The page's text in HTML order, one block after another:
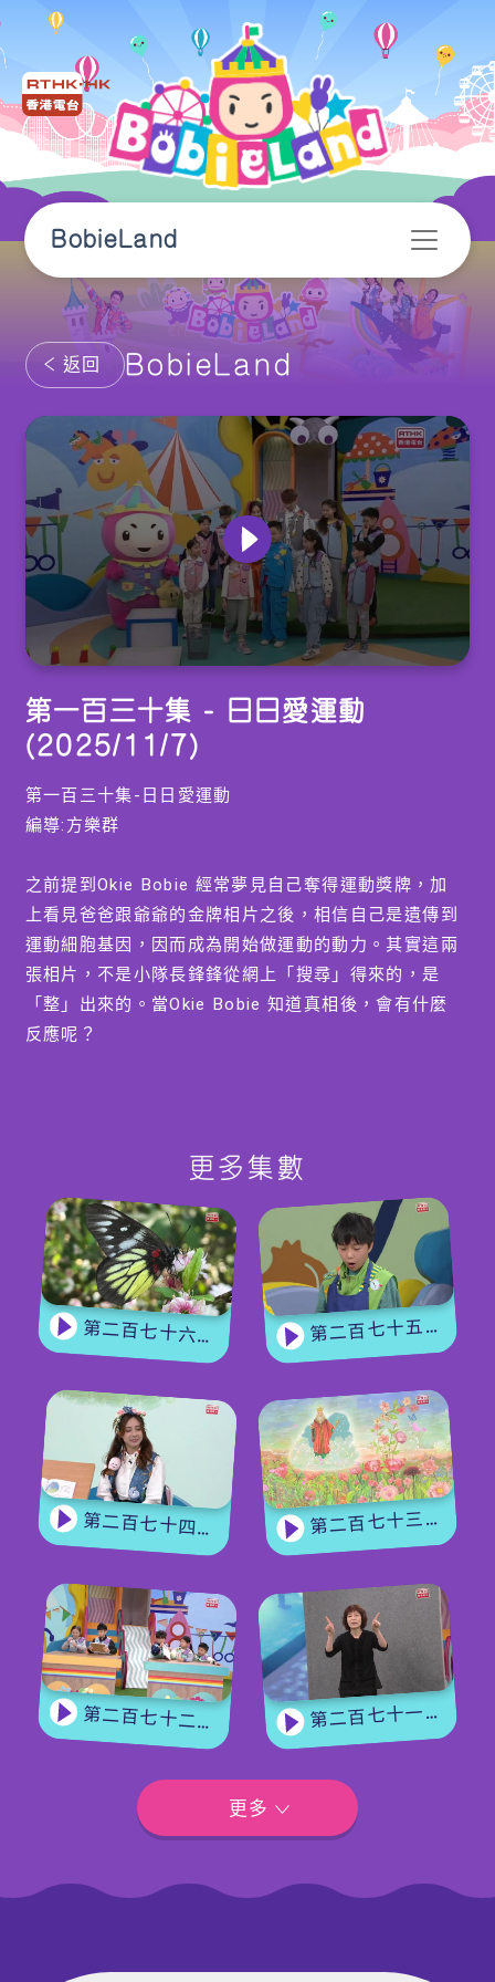
BobieLand
返回 BobieLand
of
0
seconds
第一百三十集 - 日日愛運動
(2025/11/7)
第一百三十集-日日愛運動
編導:方樂群
之前提到Okie Bobie 經常夢見自己奪得運動獎牌，加
上看見爸爸跟爺爺的金牌相片之後，相信自己是遺傳到
運動細胞基因，因而成為開始做運動的動力。其實這兩
張相片，不是小隊長鋒鋒從網上「搜尋」得來的，是
「整」出來的。當Okie Bobie 知道真相後，會有什麼
反應呢？
期【玩轉星期五】的遊戲，需要考考兩隊小朋友體能及
技術。通過兩個回合的比賽，究竟「過山車隊」及「海
盜船隊」哪一隊能贏得BobieLand 遊玩卷呢？
更多集數
第二百七十六集 - 【嘉賓來了】 蝴蝶專家 第二百七十五集 - 【手作Easy Job】 盆栽磨菇 【Yummy Time】仲夏蝴蝶粉
第二百七十四集 - 《花神的獎勵》下集 第二百七十三集 - 《花神的獎勵》上集
第二百七十二集 - 【玩轉星期五】眼力大挑戰 第二百七十一集 - 【嘉賓來了】用手語唱歌
更多